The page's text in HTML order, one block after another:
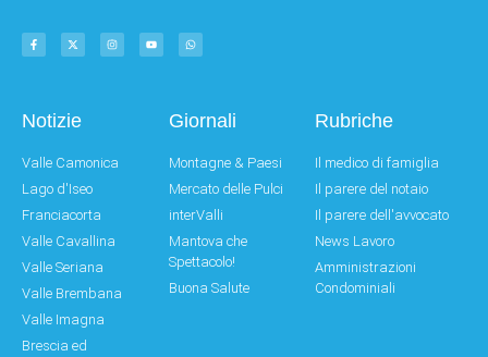
Notizie
Valle Camonica
Lago d'Iseo
Franciacorta
Valle Cavallina
Valle Seriana
Valle Brembana
Valle Imagna
Brescia ed
Giornali
Montagne & Paesi
Mercato delle Pulci
interValli
Mantova che
Spettacolo!
Buona Salute
Rubriche
Il medico di famiglia
Il parere del notaio
Il parere dell'avvocato
News Lavoro
Amministrazioni
Condominiali